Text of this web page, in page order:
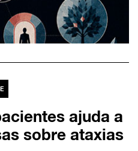
ajuda a
sobre ataxias